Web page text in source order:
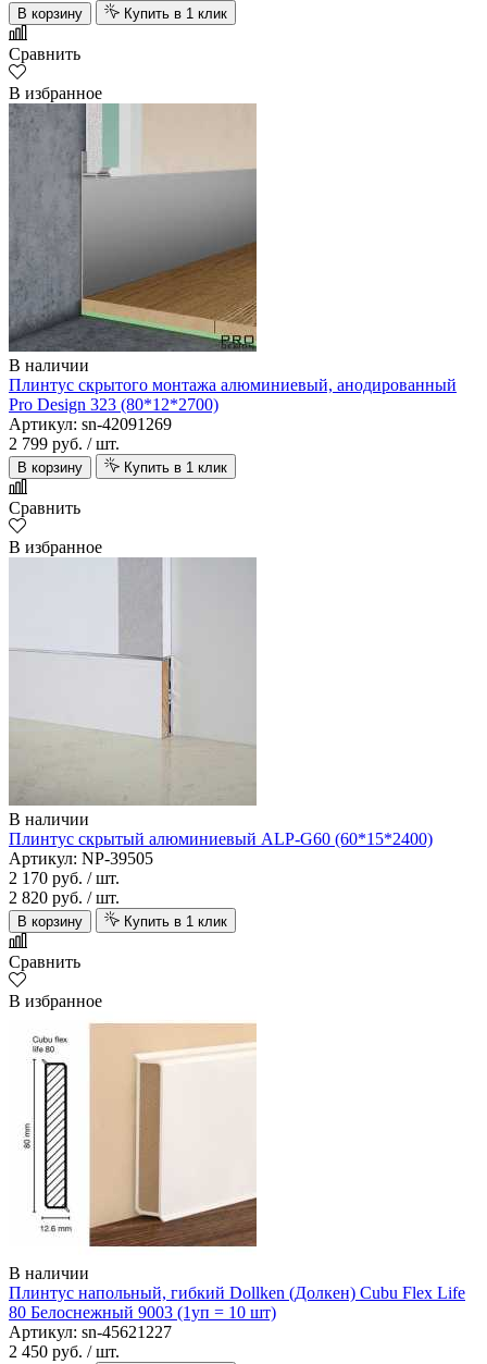
В корзину Купить в 1 клик
Сравнить
В избранное
В наличии
Плинтус скрытого монтажа алюминиевый, анодированный
Pro Design 323 (80*12*2700)
Артикул: sn-42091269
2 799 руб. / шт.
В корзину Купить в 1 клик
Сравнить
В избранное
В наличии
Плинтус скрытый алюминиевый ALP-G60 (60*15*2400)
Артикул: NP-39505
2 170 руб. / шт.
2 820 руб. / шт.
В корзину Купить в 1 клик
Сравнить
В избранное
В наличии
Плинтус напольный, гибкий Dollken (Долкен) Cubu Flex Life
80 Белоснежный 9003 (1уп = 10 шт)
Артикул: sn-45621227
2 450 руб. / шт.